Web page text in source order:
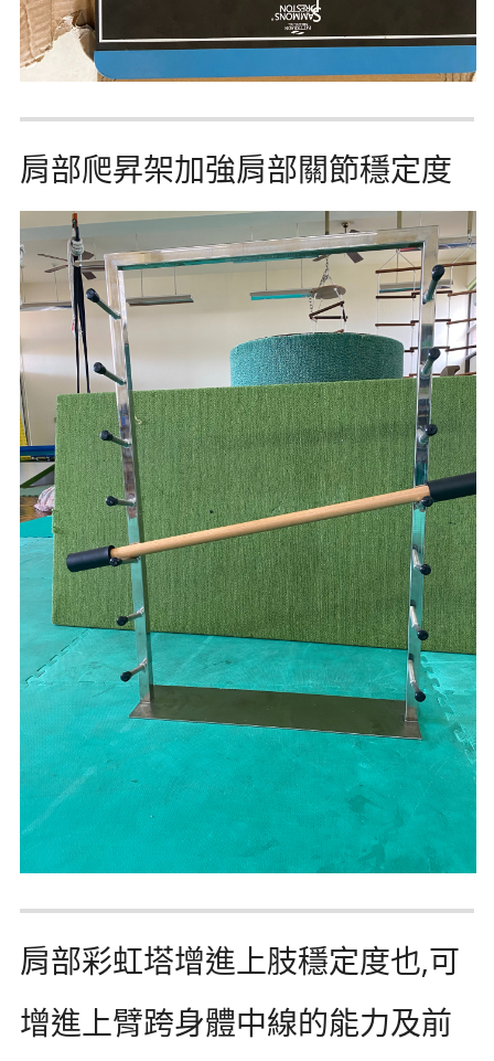
肩部爬昇架加強肩部關節穩定度
肩部彩虹塔增進上肢穩定度也,可
增進上臂跨身體中線的能力及前